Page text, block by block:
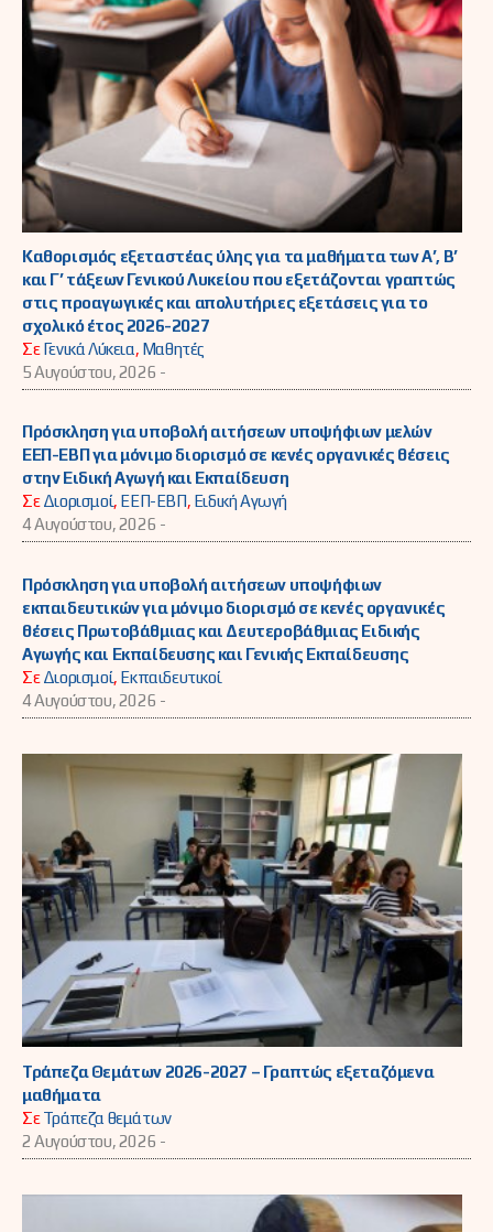
Καθορισμός εξεταστέας ύλης για τα μαθήματα των Α’, Β’
και Γ’ τάξεων Γενικού Λυκείου που εξετάζονται γραπτώς
στις προαγωγικές και απολυτήριες εξετάσεις για το
σχολικό έτος 2026-2027
ΣεΓενικά Λύκεια, Μαθητές
5 Αυγούστου, 2026 -
Πρόσκληση για υποβολή αιτήσεων υποψήφιων μελών
ΕΕΠ-ΕΒΠ για μόνιμο διορισμό σε κενές οργανικές θέσεις
στην Ειδική Αγωγή και Εκπαίδευση
ΣεΔιορισμοί, ΕΕΠ-ΕΒΠ, Ειδική Αγωγή
4 Αυγούστου, 2026 -
Πρόσκληση για υποβολή αιτήσεων υποψήφιων
εκπαιδευτικών για μόνιμο διορισμό σε κενές οργανικές
θέσεις Πρωτοβάθμιας και Δευτεροβάθμιας Ειδικής
Αγωγής και Εκπαίδευσης και Γενικής Εκπαίδευσης
ΣεΔιορισμοί, Εκπαιδευτικοί
4 Αυγούστου, 2026 -
Τράπεζα Θεμάτων 2026-2027 – Γραπτώς εξεταζόμενα
μαθήματα
ΣεΤράπεζα θεμάτων
2 Αυγούστου, 2026 -